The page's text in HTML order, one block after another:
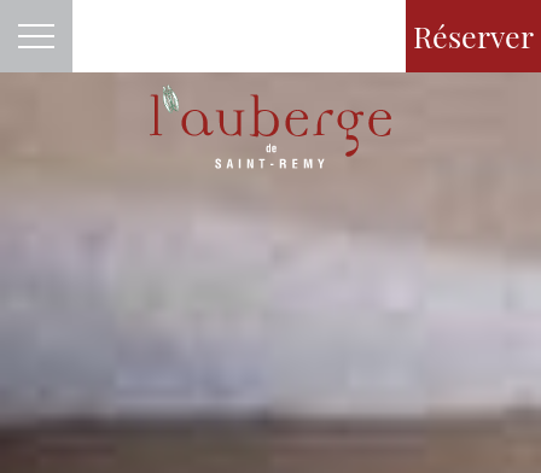
Réserver